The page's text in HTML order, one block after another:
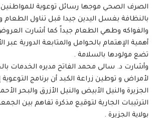
الصرف الصحي موجها رسائل توعوية للمواطنين
بالنظافة بغسل اليدين جيدا قبل تناول
والفواكه وطهي الطعام جيداً كما أشارت
أهمية الإهتمام بالحوامل والمتابعة الدورية
تضع مولودها بالسلامة .
وأشارت د. سالى محمد الفاتح مديره الخدمات
لأمراض و توطين زراعة الكبد أن برنامج
الجزيرة والنيل الأبيض والنيل الأزرق والبحر
الترتيبات الجارية لتوقيع مذكرة تفاهم بين
بولاية الجزيرة .